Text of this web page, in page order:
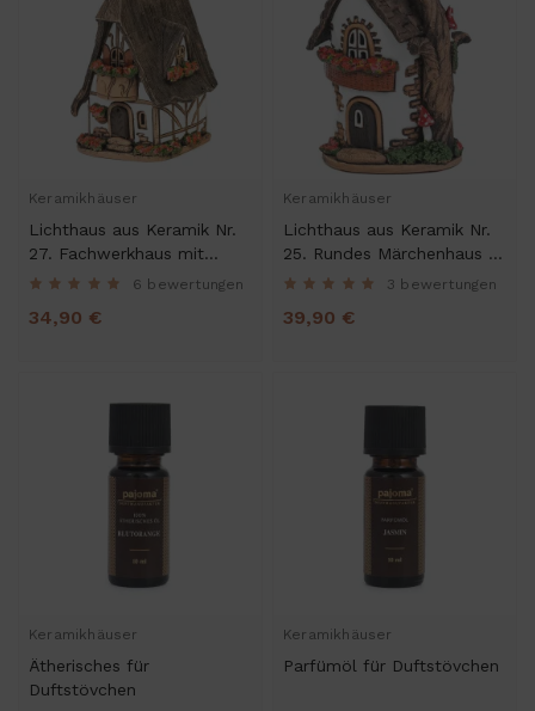
Keramikhäuser
Lichthaus aus Keramik Nr.
27. Fachwerkhaus mit
Reetdach, div. Farben -
und Aromalampe
6 bewertungen
34,90 €
Keramikhäuser
Lichthaus aus Keramik Nr.
25. Rundes Märchenhaus -
Teelichthalter, Räucherhaus
3 bewertungen
39,90 €
Keramikhäuser
Ätherisches für
Duftstövchen
Keramikhäuser
Parfümöl für Duftstövchen